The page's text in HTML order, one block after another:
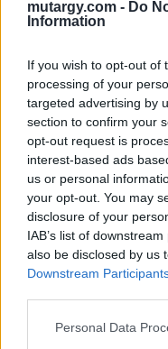
mutargy.com - Do
Information
If you wish to opt-out of
processing of your
targeted advertising by
section to confirm your
opt-out request is
interest-based ads
us or personal
your opt-out. You may
disclosure of your
IAB’s list of
also be disclosed by us
Downstream
Personal Data
Aukció adatai
Aukció dátuma: 2015.05.19
Aukció ideje: 18:00
Aukció helye: Biksady
Tételszám: 173
Eladó adatai